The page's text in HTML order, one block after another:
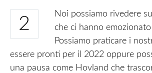
2
Noi possiamo rivedere
che ci hanno
Possiamo praticare i
essere pronti per il 2022 oppure
una pausa come Hovland che